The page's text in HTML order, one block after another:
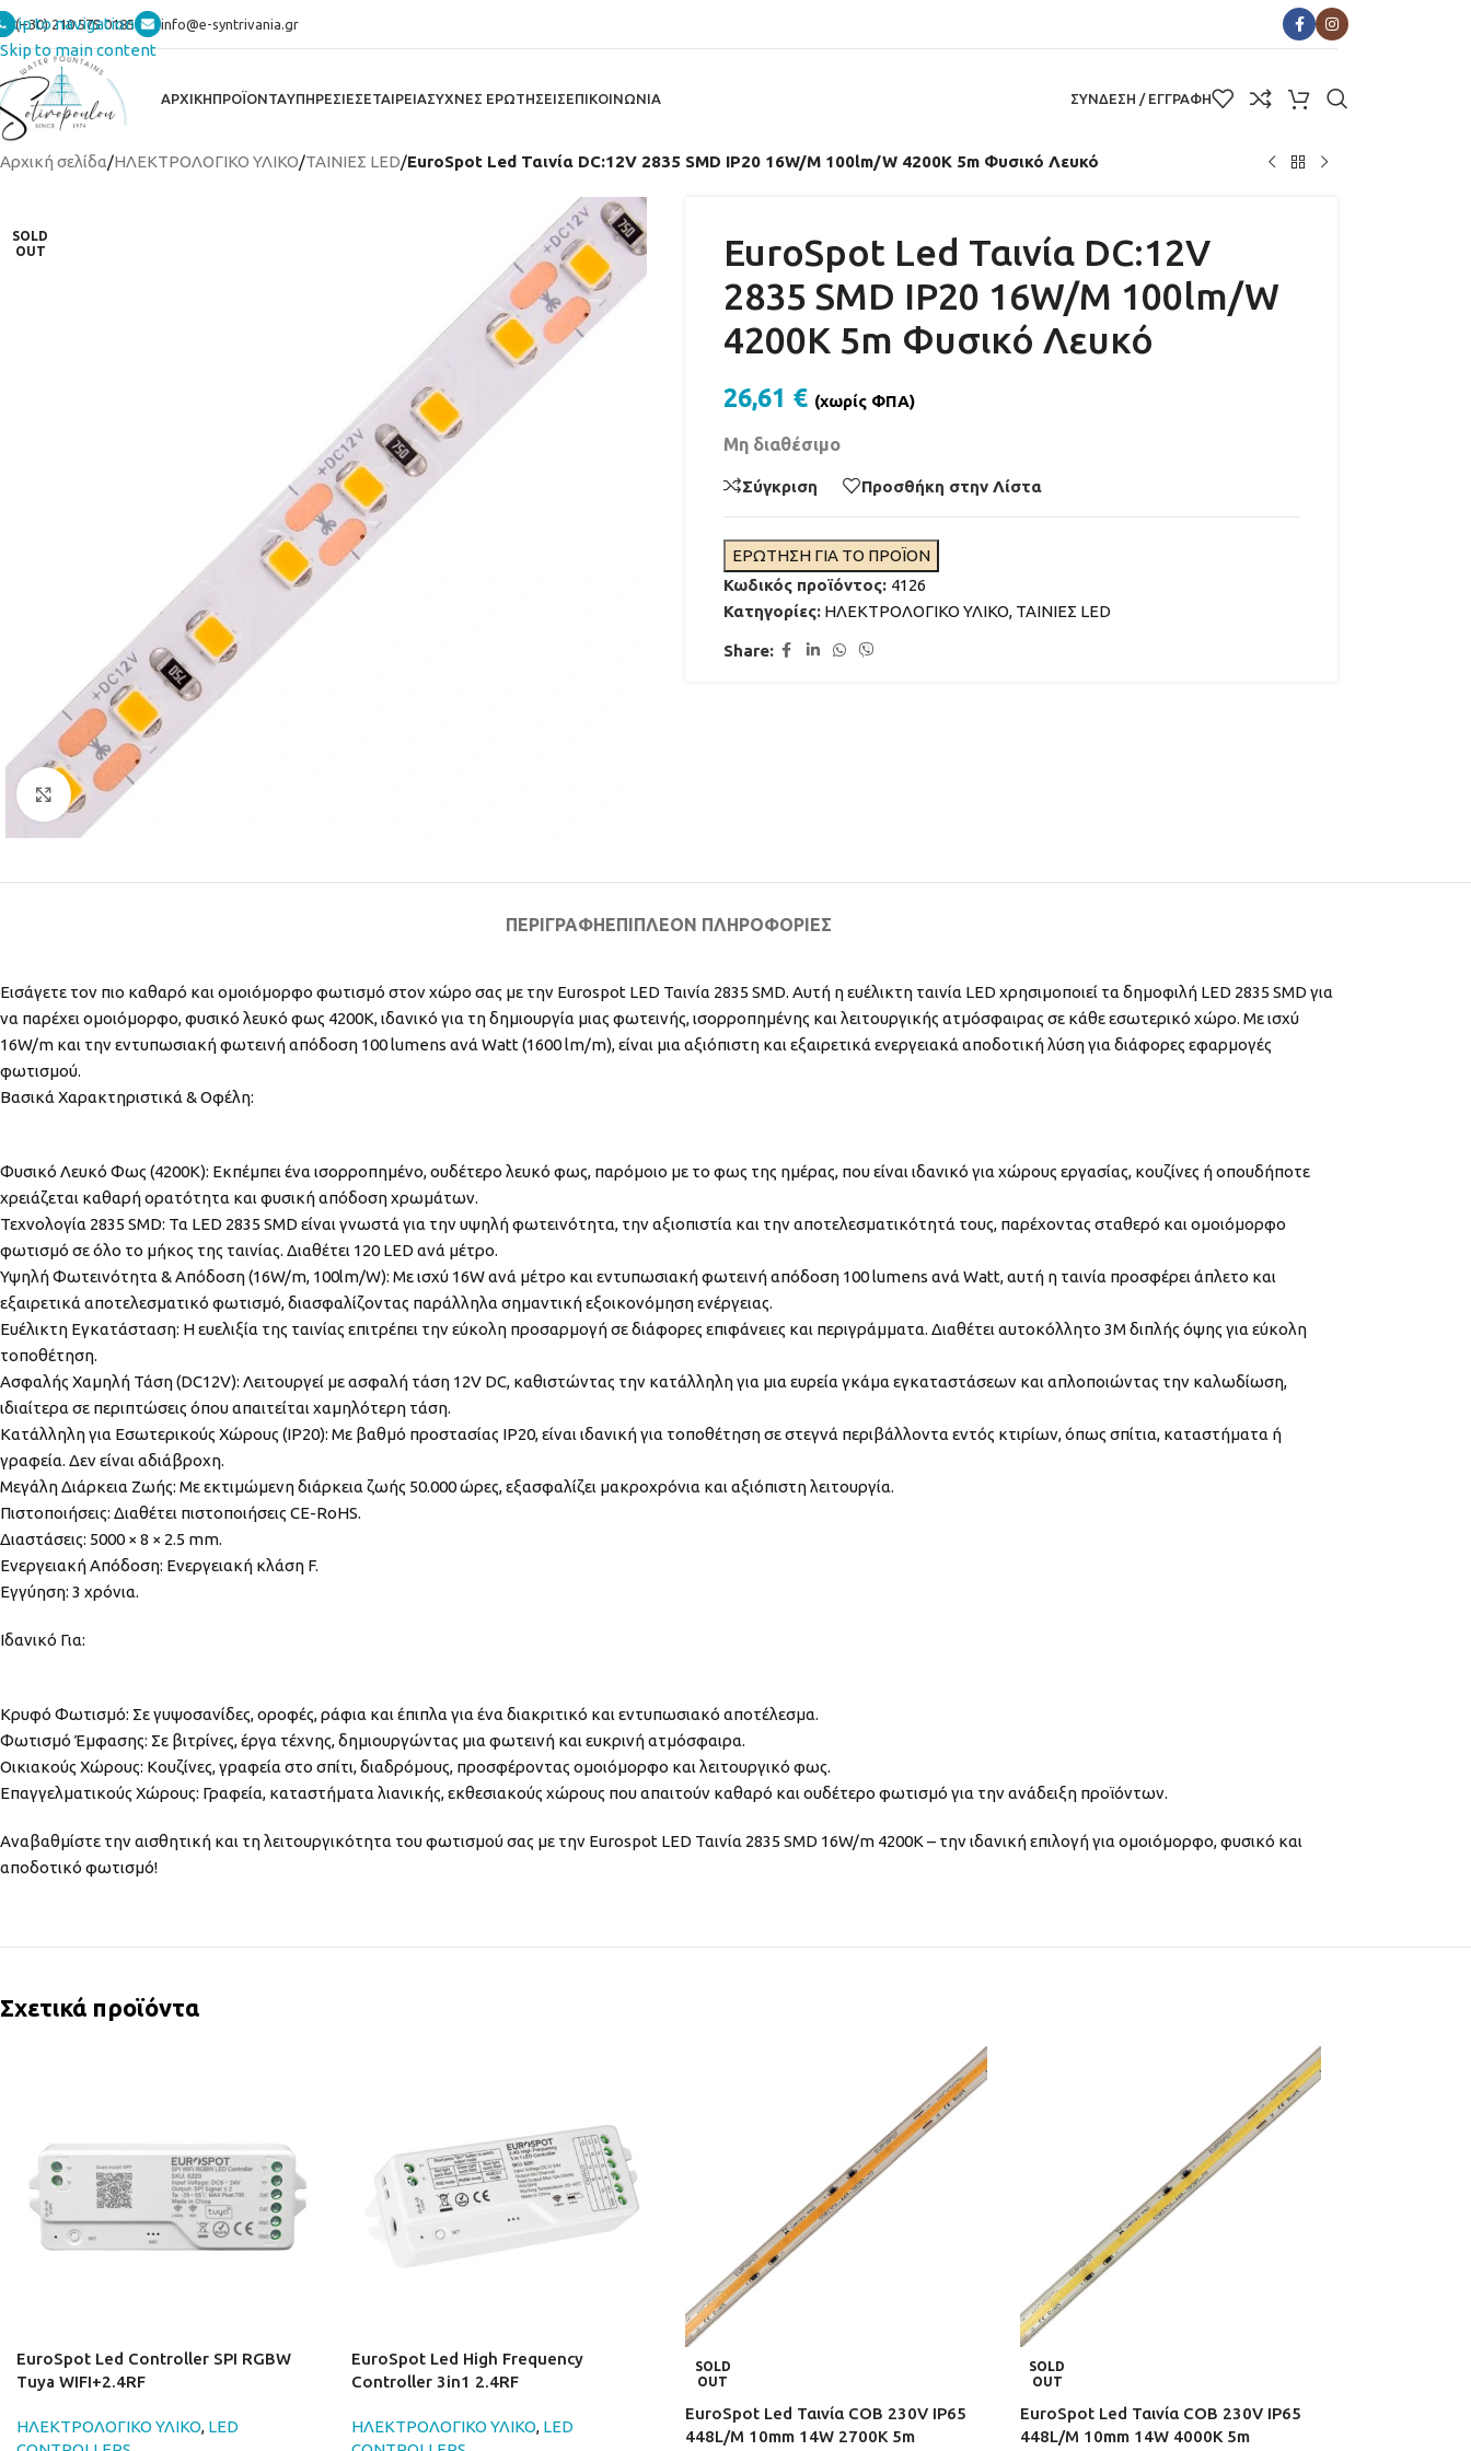
Skip to navigation
Skip to main content
(+30) 210 575 0185 info@e-syntrivania.gr
ΑΡΧΙΚΗΠΡΟΪΟΝΤΑΥΠΗΡΕΣΙΕΣΕΤΑΙΡΕΙΑΣΥΧΝΕΣ ΕΡΩΤΗΣΕΙΣΕΠΙΚΟΙΝΩΝΙΑ ΣΥΝΔΕΣΗ / ΕΓΓΡΑΦΗ
Αρχική σελίδα/ΗΛΕΚΤΡΟΛΟΓΙΚΟ ΥΛΙΚΟ/ΤΑΙΝΙΕΣ LED/EuroSpot Led Ταινία DC:12V 2835 SMD IP20 16W/M 100lm/W 4200K 5m Φυσικό Λευκό
SOLD
OUT
Click to enlarge
EuroSpot Led Ταινία DC:12V
2835 SMD IP20 16W/M 100lm/W
4200K 5m Φυσικό Λευκό
26,61 € (χωρίς ΦΠΑ)
Μη διαθέσιμο
Σύγκριση Προσθήκη στην Λίστα
ΕΡΩΤΗΣΗ ΓΙΑ ΤΟ ΠΡΟΪΟΝ
Κωδικός προϊόντος: 4126
Κατηγορίες: ΗΛΕΚΤΡΟΛΟΓΙΚΟ ΥΛΙΚΟ, ΤΑΙΝΙΕΣ LED
Share:
ΠΕΡΙΓΡΑΦΉΕΠΙΠΛΈΟΝ ΠΛΗΡΟΦΟΡΊΕΣ
Εισάγετε τον πιο καθαρό και ομοιόμορφο φωτισμό στον χώρο σας με την Eurospot LED Ταινία 2835 SMD. Αυτή η ευέλικτη ταινία LED χρησιμοποιεί τα δημοφιλή LED 2835 SMD για
να παρέχει ομοιόμορφο, φυσικό λευκό φως 4200K, ιδανικό για τη δημιουργία μιας φωτεινής, ισορροπημένης και λειτουργικής ατμόσφαιρας σε κάθε εσωτερικό χώρο. Με ισχύ
16W/m και την εντυπωσιακή φωτεινή απόδοση 100 lumens ανά Watt (1600 lm/m), είναι μια αξιόπιστη και εξαιρετικά ενεργειακά αποδοτική λύση για διάφορες εφαρμογές
φωτισμού.
Βασικά Χαρακτηριστικά & Οφέλη:
Φυσικό Λευκό Φως (4200K): Εκπέμπει ένα ισορροπημένο, ουδέτερο λευκό φως, παρόμοιο με το φως της ημέρας, που είναι ιδανικό για χώρους εργασίας, κουζίνες ή οπουδήποτε
χρειάζεται καθαρή ορατότητα και φυσική απόδοση χρωμάτων.
Τεχνολογία 2835 SMD: Τα LED 2835 SMD είναι γνωστά για την υψηλή φωτεινότητα, την αξιοπιστία και την αποτελεσματικότητά τους, παρέχοντας σταθερό και ομοιόμορφο
φωτισμό σε όλο το μήκος της ταινίας. Διαθέτει 120 LED ανά μέτρο.
Υψηλή Φωτεινότητα & Απόδοση (16W/m, 100lm/W): Με ισχύ 16W ανά μέτρο και εντυπωσιακή φωτεινή απόδοση 100 lumens ανά Watt, αυτή η ταινία προσφέρει άπλετο και
εξαιρετικά αποτελεσματικό φωτισμό, διασφαλίζοντας παράλληλα σημαντική εξοικονόμηση ενέργειας.
Ευέλικτη Εγκατάσταση: Η ευελιξία της ταινίας επιτρέπει την εύκολη προσαρμογή σε διάφορες επιφάνειες και περιγράμματα. Διαθέτει αυτοκόλλητο 3M διπλής όψης για εύκολη
τοποθέτηση.
Ασφαλής Χαμηλή Τάση (DC12V): Λειτουργεί με ασφαλή τάση 12V DC, καθιστώντας την κατάλληλη για μια ευρεία γκάμα εγκαταστάσεων και απλοποιώντας την καλωδίωση,
ιδιαίτερα σε περιπτώσεις όπου απαιτείται χαμηλότερη τάση.
Κατάλληλη για Εσωτερικούς Χώρους (IP20): Με βαθμό προστασίας IP20, είναι ιδανική για τοποθέτηση σε στεγνά περιβάλλοντα εντός κτιρίων, όπως σπίτια, καταστήματα ή
γραφεία. Δεν είναι αδιάβροχη.
Μεγάλη Διάρκεια Ζωής: Με εκτιμώμενη διάρκεια ζωής 50.000 ώρες, εξασφαλίζει μακροχρόνια και αξιόπιστη λειτουργία.
Πιστοποιήσεις: Διαθέτει πιστοποιήσεις CE-RoHS.
Διαστάσεις: 5000 × 8 × 2.5 mm.
Ενεργειακή Απόδοση: Ενεργειακή κλάση F.
Εγγύηση: 3 χρόνια.
Ιδανικό Για:
Κρυφό Φωτισμό: Σε γυψοσανίδες, οροφές, ράφια και έπιπλα για ένα διακριτικό και εντυπωσιακό αποτέλεσμα.
Φωτισμό Έμφασης: Σε βιτρίνες, έργα τέχνης, δημιουργώντας μια φωτεινή και ευκρινή ατμόσφαιρα.
Οικιακούς Χώρους: Κουζίνες, γραφεία στο σπίτι, διαδρόμους, προσφέροντας ομοιόμορφο και λειτουργικό φως.
Επαγγελματικούς Χώρους: Γραφεία, καταστήματα λιανικής, εκθεσιακούς χώρους που απαιτούν καθαρό και ουδέτερο φωτισμό για την ανάδειξη προϊόντων.
Αναβαθμίστε την αισθητική και τη λειτουργικότητα του φωτισμού σας με την Eurospot LED Ταινία 2835 SMD 16W/m 4200K – την ιδανική επιλογή για ομοιόμορφο, φυσικό και
αποδοτικό φωτισμό!
Σχετικά προϊόντα
EuroSpot Led Controller SPI RGBW
Tuya WIFI+2.4RF
ΗΛΕΚΤΡΟΛΟΓΙΚΟ ΥΛΙΚΟ, LED
EuroSpot Led High Frequency
Controller 3in1 2.4RF
ΗΛΕΚΤΡΟΛΟΓΙΚΟ ΥΛΙΚΟ, LED
SOLD
OUT
EuroSpot Led Ταινία COB 230V IP65
448L/M 10mm 14W 2700K 5m
SOLD
OUT
EuroSpot Led Ταινία COB 230V IP65
448L/M 10mm 14W 4000K 5m